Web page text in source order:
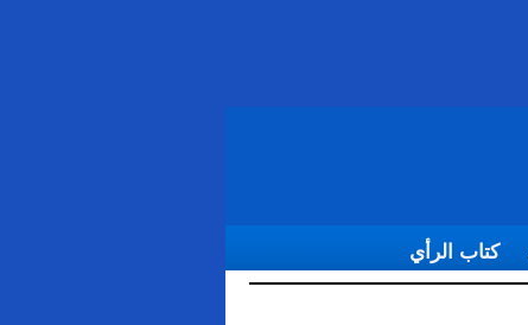
كتاب الرأي